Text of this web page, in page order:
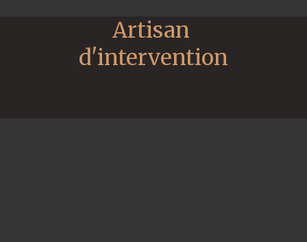
Artisan
d'intervention